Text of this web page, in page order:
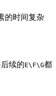
的时间复杂
续的E\F\G都